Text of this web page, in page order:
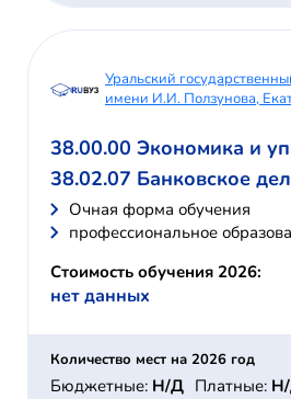
Уральский
имени И.И. Ползунова,
38.00.00 Экономика и
38.02.07 Банковское
Очная форма обучения
профессиональное
Стоимость обучения 2026:
нет данных
Количество мест на 2026 год
Бюджетные: Н/Д Платные: